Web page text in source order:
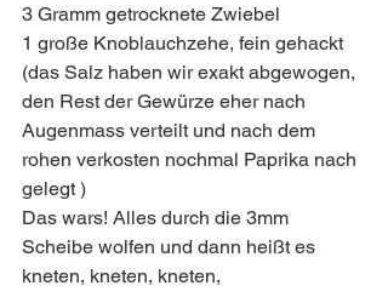
3 Gramm getrocknete Zwiebel
1 große Knoblauchzehe, fein gehackt
(das Salz haben wir exakt abgewogen,
den Rest der Gewürze eher nach
Augenmass verteilt und nach dem
rohen verkosten nochmal Paprika nach
gelegt )
Das wars! Alles durch die 3mm
Scheibe wolfen und dann heißt es
kneten, kneten, kneten,